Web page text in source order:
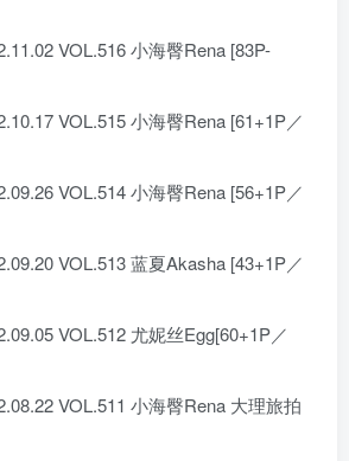
VOL.516 小海臀Rena [83P-
VOL.515 小海臀Rena [61+1P／
VOL.514 小海臀Rena [56+1P／
VOL.513 蓝夏Akasha [43+1P／
VOL.512 尤妮丝Egg[60+1P／
VOL.511 小海臀Rena 大理旅拍